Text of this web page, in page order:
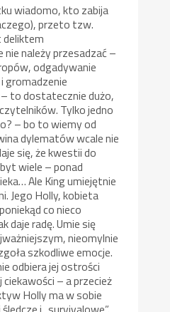
wiadomo, kto zabija
przeto tzw.
deliktem
należy przesadzać –
odgadywanie
gromadzenie
to dostatecznie dużo,
Tylko jedno
– bo to wiemy od
dylematów wcale nie
się, że kwestii do
wiele – ponad
Ale King umiejętnie
Jego Holly, kobieta
co nieco
daje radę. Umie się
nieomylnie
szkodliwe emocje.
odbiera jej ostrości
– a przecież
Holly ma w sobie